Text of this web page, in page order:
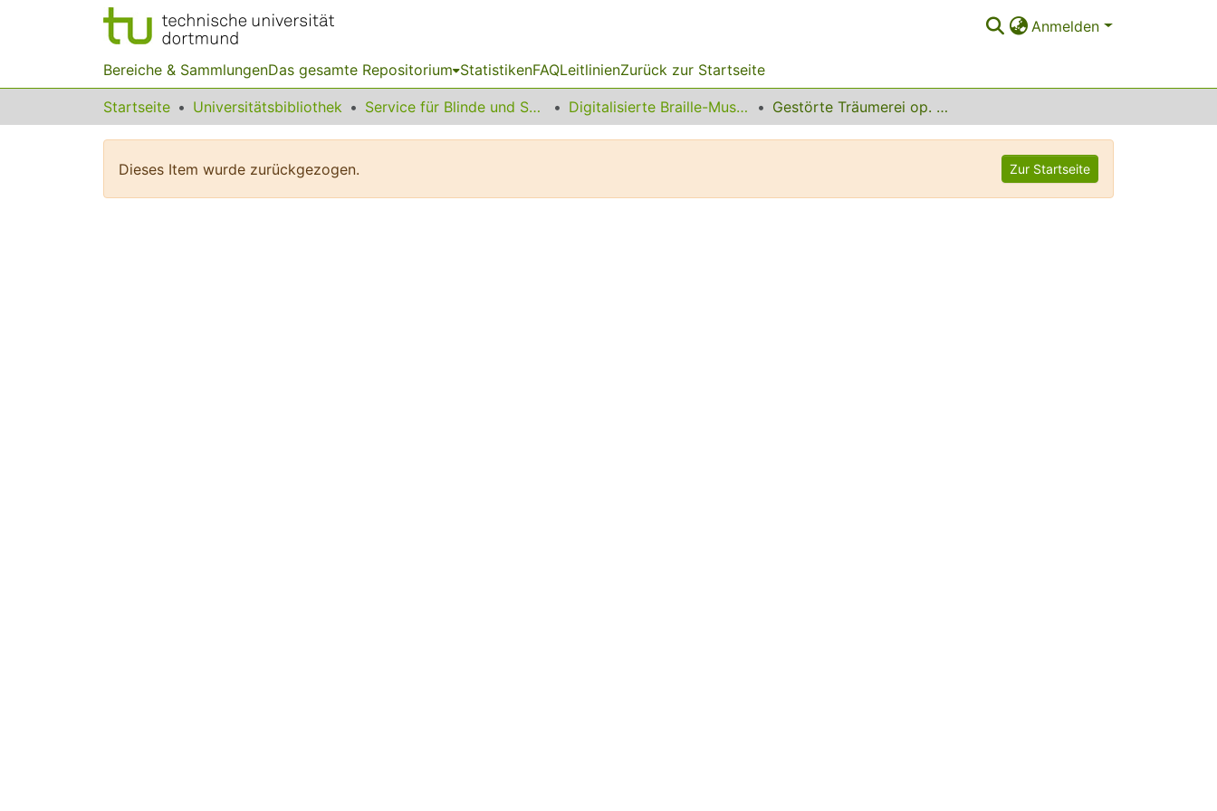
Anmelden
Bereiche & SammlungenDas gesamte Repositorium StatistikenFAQLeitlinienZurück zur Startseite
Startseite Universitätsbibliothek Service für Blinde und Sehbehinderte Digitalisierte Braille-Musik-Matrizen des VzfB Gestörte Träumerei op. 40 Nr. 12
Dieses Item wurde zurückgezogen. Zur Startseite